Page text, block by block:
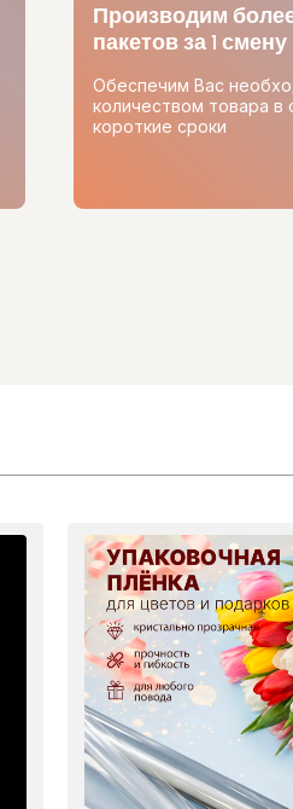
Производим
пакетов за 1 смену
Обеспечим Вас
количеством товара в
короткие сроки